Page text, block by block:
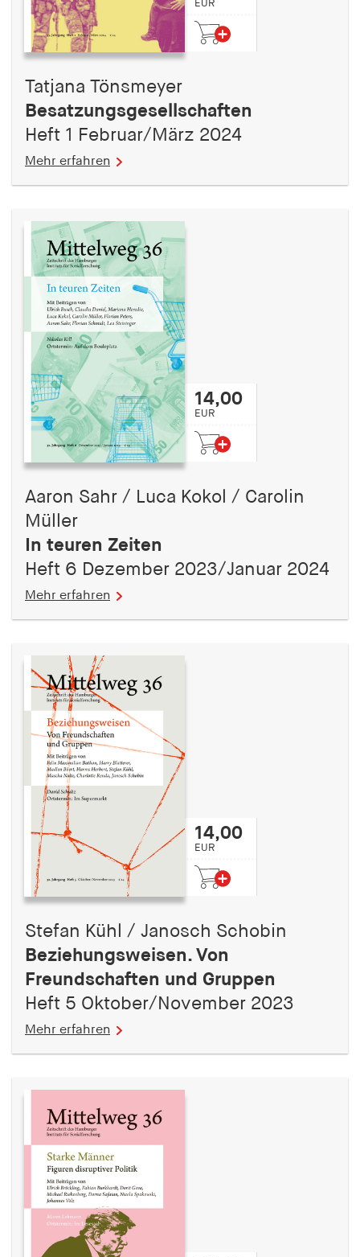
EUR
Tatjana Tönsmeyer
Besatzungsgesellschaften
Heft 1 Februar/März 2024
Mehr erfahren
14,00
EUR
Aaron Sahr / Luca Kokol / Carolin
Müller
In teuren Zeiten
Heft 6 Dezember 2023/Januar 2024
Mehr erfahren
14,00
EUR
Stefan Kühl / Janosch Schobin
Beziehungsweisen. Von
Freundschaften und Gruppen
Heft 5 Oktober/November 2023
Mehr erfahren